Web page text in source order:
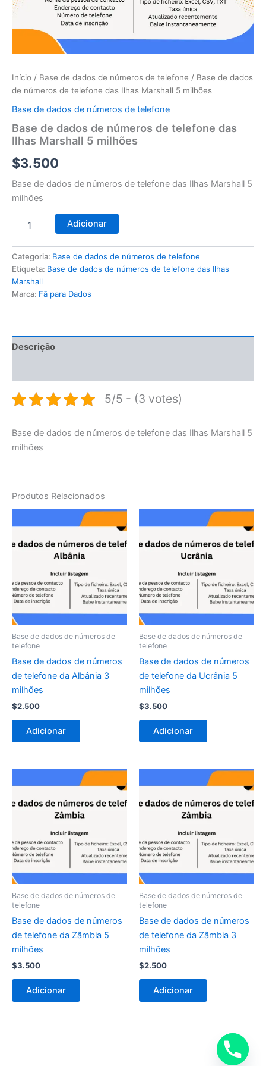
Início / Base de dados de números de telefone / Base de dados
de números de telefone das Ilhas Marshall 5 milhões
Base de dados de números de telefone
Base de dados de números de telefone das
Ilhas Marshall 5 milhões
$3.500
Base de dados de números de telefone das Ilhas Marshall 5
milhões
telefone
Ilhas
5
Adicionar
Categoria: Base de dados de números de telefone
Etiqueta: Base de dados de números de telefone das Ilhas
Marshall
Marca: Fã para Dados
Descrição
5/5 - (3 votes)
Base de dados de números de telefone das Ilhas Marshall 5
milhões
Produtos Relacionados
Base de dados de números de
telefone
Base de dados de números
de telefone da Albânia 3
milhões
$2.500
Adicionar
Base de dados de números de
telefone
Base de dados de números
de telefone da Ucrânia 5
milhões
$3.500
Adicionar
Base de dados de números de
telefone
Base de dados de números
de telefone da Zâmbia 5
milhões
$3.500
Adicionar
Base de dados de números de
telefone
Base de dados de números
de telefone da Zâmbia 3
milhões
$2.500
Adicionar